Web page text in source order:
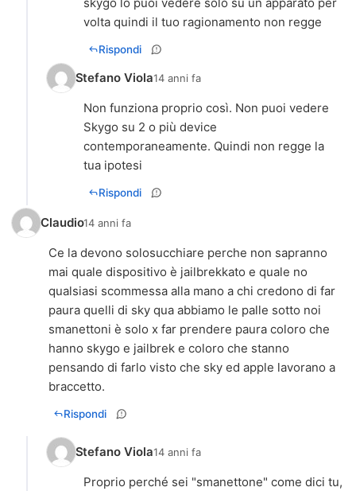
volta quindi il tuo ragionamento non regge
Rispondi
Stefano Viola14 anni fa
Non funziona proprio così. Non puoi vedere
Skygo su 2 o più device
contemporaneamente. Quindi non regge la
tua ipotesi
Rispondi
Claudio14 anni fa
Ce la devono solosucchiare perche non sapranno
mai quale dispositivo è jailbrekkato e quale no
qualsiasi scommessa alla mano a chi credono di far
paura quelli di sky qua abbiamo le palle sotto noi
smanettoni è solo x far prendere paura coloro che
hanno skygo e jailbrek e coloro che stanno
pensando di farlo visto che sky ed apple lavorano a
braccetto.
Rispondi
Stefano Viola14 anni fa
Proprio perché sei "smanettone" come dici tu,